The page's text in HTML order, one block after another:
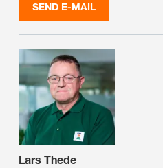
SEND E-MAIL
Lars Thede